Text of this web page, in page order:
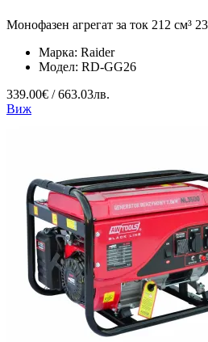
Монофазен агрегат за ток 212 см³
Марка: Raider
Модел: RD-GG26
339.00€ / 663.03лв.
Виж